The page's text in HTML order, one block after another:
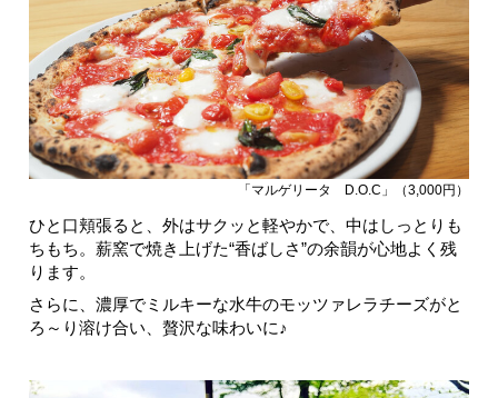
「マルゲリータ D.O.C」（3,000円）
ひと口頬張ると、外はサクッと軽やかで、中はしっとりも
ちもち。薪窯で焼き上げた“香ばしさ”の余韻が心地よく残
ります。
さらに、濃厚でミルキーな水牛のモッツァレラチーズがと
ろ～り溶け合い、贅沢な味わいに♪